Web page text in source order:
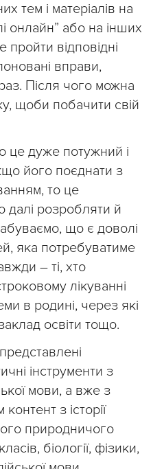
тем і матеріалів на
онлайн” або на інших
відповідні
вправи,
Після чого можна
щоби побачити свій
це дуже потужний і
його поєднати з
то це
далі розробляти й
що є доволі
яка потребуватиме
– ті, хто
лікуванні
в родині, через які
освіти тощо.
інструменти з
мови, а вже з
з історії
природничого
біології, фізики,